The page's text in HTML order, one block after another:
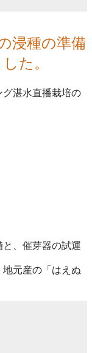
浸種の準備
た。
湛水直播栽培の
、催芽器の試運
地元産の「はえぬ